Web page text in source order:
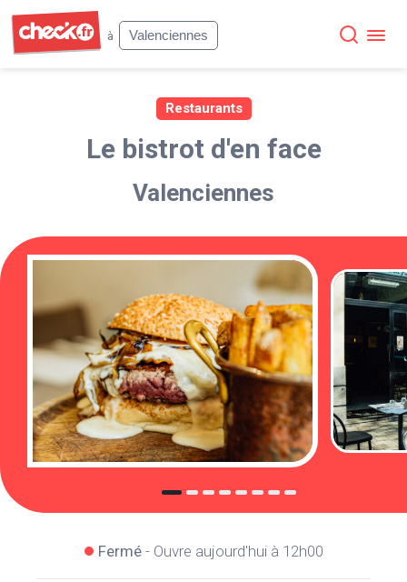
à
Valenciennes
Restaurants
Le bistrot d'en face
Valenciennes
Fermé- Ouvre aujourd'hui à 12h00